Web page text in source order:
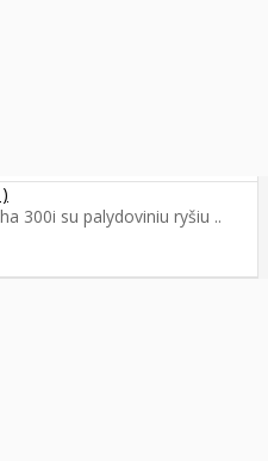
300i su palydoviniu ryšiu ..